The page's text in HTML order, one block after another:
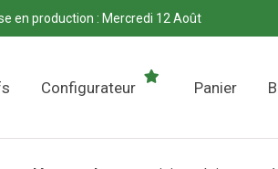
en production : Mercredi 12 Août
Configurateur Panier